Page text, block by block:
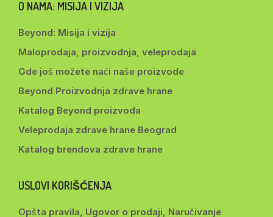
O NAMA: MISIJA I VIZIJA
Beyond: Misija i vizija
Maloprodaja, proizvodnja, veleprodaja
Gde još možete naći naše proizvode
Beyond Proizvodnja zdrave hrane
Katalog Beyond proizvoda
Veleprodaja zdrave hrane Beograd
Katalog brendova zdrave hrane
USLOVI KORIŠĆENJA
Opšta pravila, Ugovor o prodaji, Naručivanje